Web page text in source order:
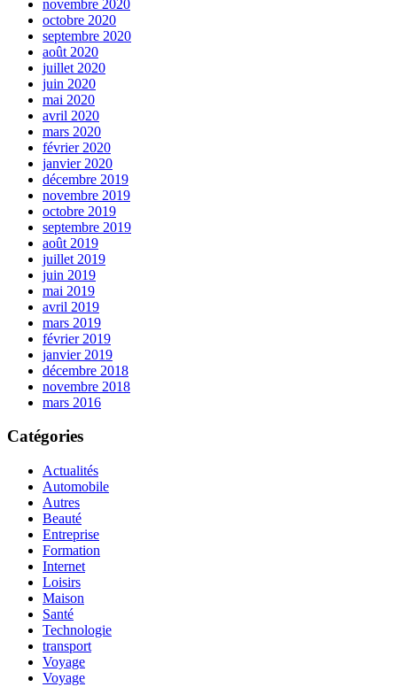
novembre 2020
octobre 2020
septembre 2020
août 2020
juillet 2020
juin 2020
mai 2020
avril 2020
mars 2020
février 2020
janvier 2020
décembre 2019
novembre 2019
octobre 2019
septembre 2019
août 2019
juillet 2019
juin 2019
mai 2019
avril 2019
mars 2019
février 2019
janvier 2019
décembre 2018
novembre 2018
mars 2016
Catégories
Actualités
Automobile
Autres
Beauté
Entreprise
Formation
Internet
Loisirs
Maison
Santé
Technologie
transport
Voyage
Voyage